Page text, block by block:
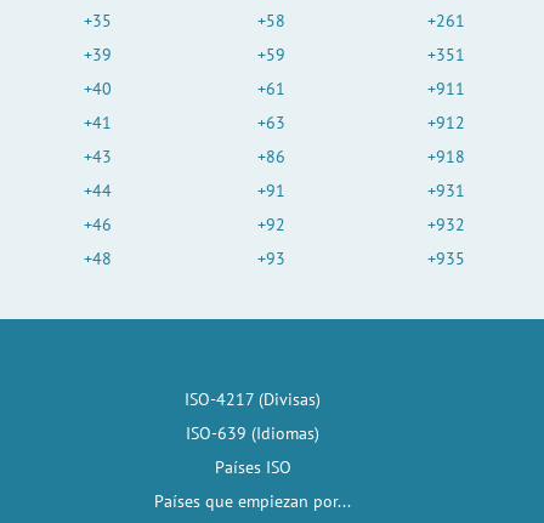
+35
+39
+40
+41
+43
+44
+46
+48
+58
+59
+61
+63
+86
+91
+92
+93
+261
+351
+911
+912
+918
+931
+932
+935
ISO-4217 (Divisas)
ISO-639 (Idiomas)
Países ISO
Países que empiezan por...